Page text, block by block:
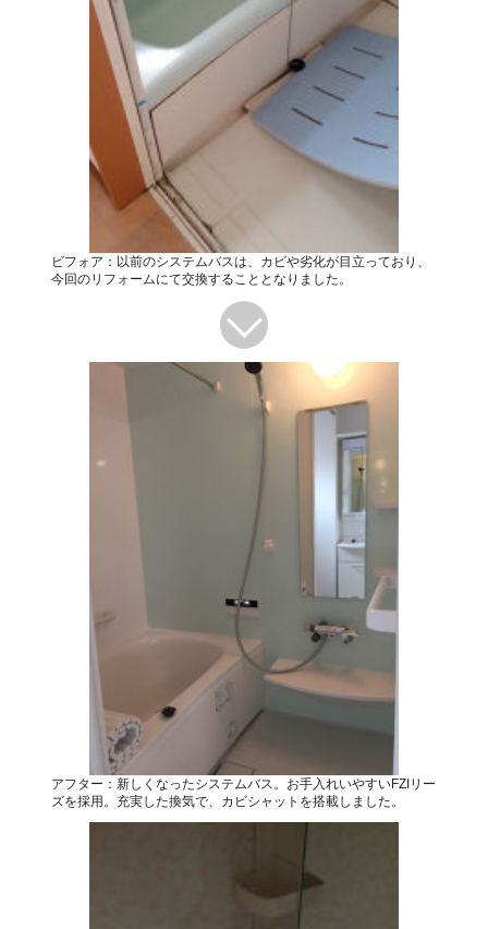
ビフォア：以前のシステムバスは、カビや劣化が目立っており、
今回のリフォームにて交換することとなりました。
アフター：新しくなったシステムバス。お手入れいやすいFZIリー
ズを採用。充実した換気で、カビシャットを搭載しました。